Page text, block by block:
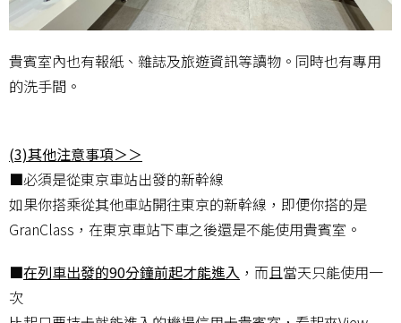
貴賓室內也有報紙、雜誌及旅遊資訊等讀物。同時也有專用
的洗手間。
(3)其他注意事項＞＞
■必須是從東京車站出發的新幹線
如果你搭乘從其他車站開往東京的新幹線，即便你搭的是
GranClass，在東京車站下車之後還是不能使用貴賓室。
■在列車出發的90分鐘前起才能進入 ，而且當天只能使用一
次